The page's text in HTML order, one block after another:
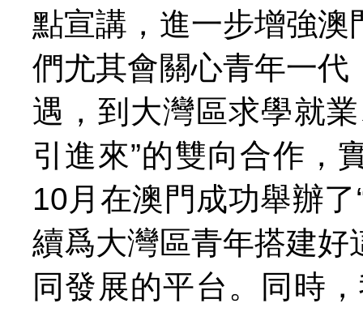
點宣講，進一步增強
們尤其會關心青年一
遇，到大灣區求學就
引進來”的雙向合作，
10月在澳門成功舉辦
續爲大灣區青年搭建
同發展的平台。同時